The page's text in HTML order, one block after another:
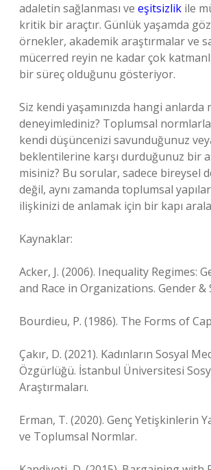
adaletin sağlanması ve eşitsizlik ile
kritik bir araçtır. Günlük yaşamda
örnekler, akademik araştırmalar ve
mücerred reyin ne kadar çok
bir süreç olduğunu gösteriyor.
Siz kendi yaşamınızda hangi anlarda
deneyimlediniz? Toplumsal normlarla
kendi düşüncenizi savunduğunuz
beklentilerine karşı durduğunuz bir
misiniz? Bu sorular, sadece bireysel
değil, aynı zamanda toplumsal
ilişkinizi de anlamak için bir kapı
Kaynaklar:
Acker, J. (2006). Inequality Regimes:
and Race in Organizations. Gender &
Bourdieu, P. (1986). The Forms of
Çakır, D. (2021). Kadınların Sosyal
Özgürlüğü. İstanbul Üniversitesi
Araştırmaları.
Erman, T. (2020). Genç Yetişkinlerin
ve Toplumsal Normlar.